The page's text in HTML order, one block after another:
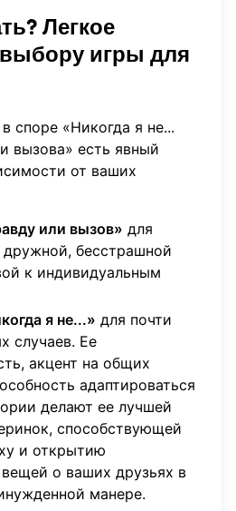
Легкое
игры для
споре «Никогда я не...
вызова» есть явный
от ваших
или вызов» для
бесстрашной
к индивидуальным
я не...» для почти
случаев. Ее
акцент на общих
адаптироваться
делают ее лучшей
способствующей
и открытию
о ваших друзьях в
манере.